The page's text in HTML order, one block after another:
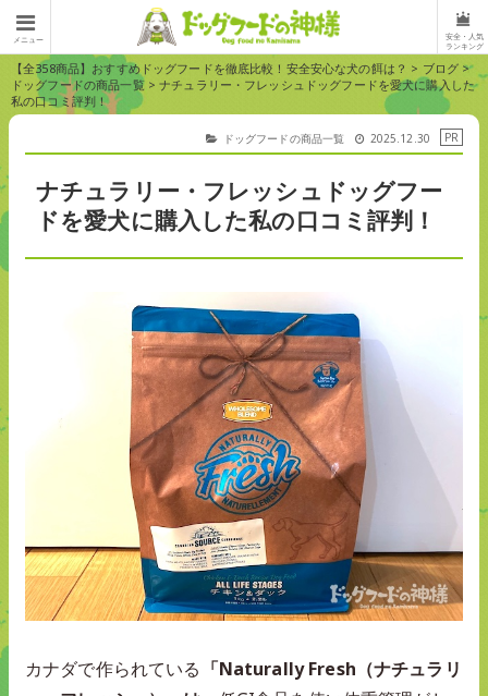
メニュー
安全・人気
ランキング
【全358商品】おすすめドッグフードを徹底比較！安全安心な犬の餌は？ > ブログ >
ドッグフードの商品一覧>ナチュラリー・フレッシュドッグフードを愛犬に購入した
私の口コミ評判！
ドッグフードの商品一覧 2025.12.30
ナチュラリー・フレッシュドッグフー
ドを愛犬に購入した私の口コミ評判！
カナダで作られている 「Naturally Fresh（ナチュラリ